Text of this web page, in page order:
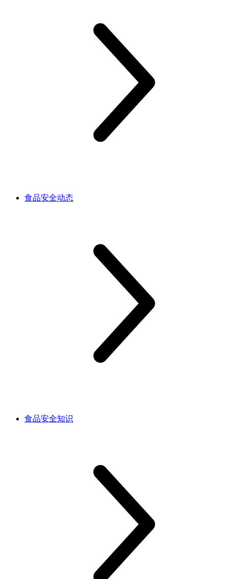
食品安全动态
食品安全知识